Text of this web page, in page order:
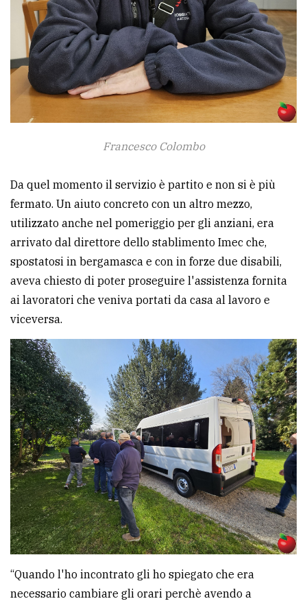
Francesco Colombo
Da quel momento il servizio è partito e non si è più
fermato. Un aiuto concreto con un altro mezzo,
utilizzato anche nel pomeriggio per gli anziani, era
arrivato dal direttore dello stablimento Imec che,
spostatosi in bergamasca e con in forze due disabili,
aveva chiesto di poter proseguire l'assistenza fornita
ai lavoratori che veniva portati da casa al lavoro e
viceversa.
“Quando l'ho incontrato gli ho spiegato che era
necessario cambiare gli orari perchè avendo a